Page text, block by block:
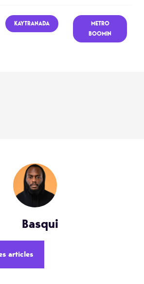
KAYTRANADA
METRO
BOOMIN
Basqui
articles